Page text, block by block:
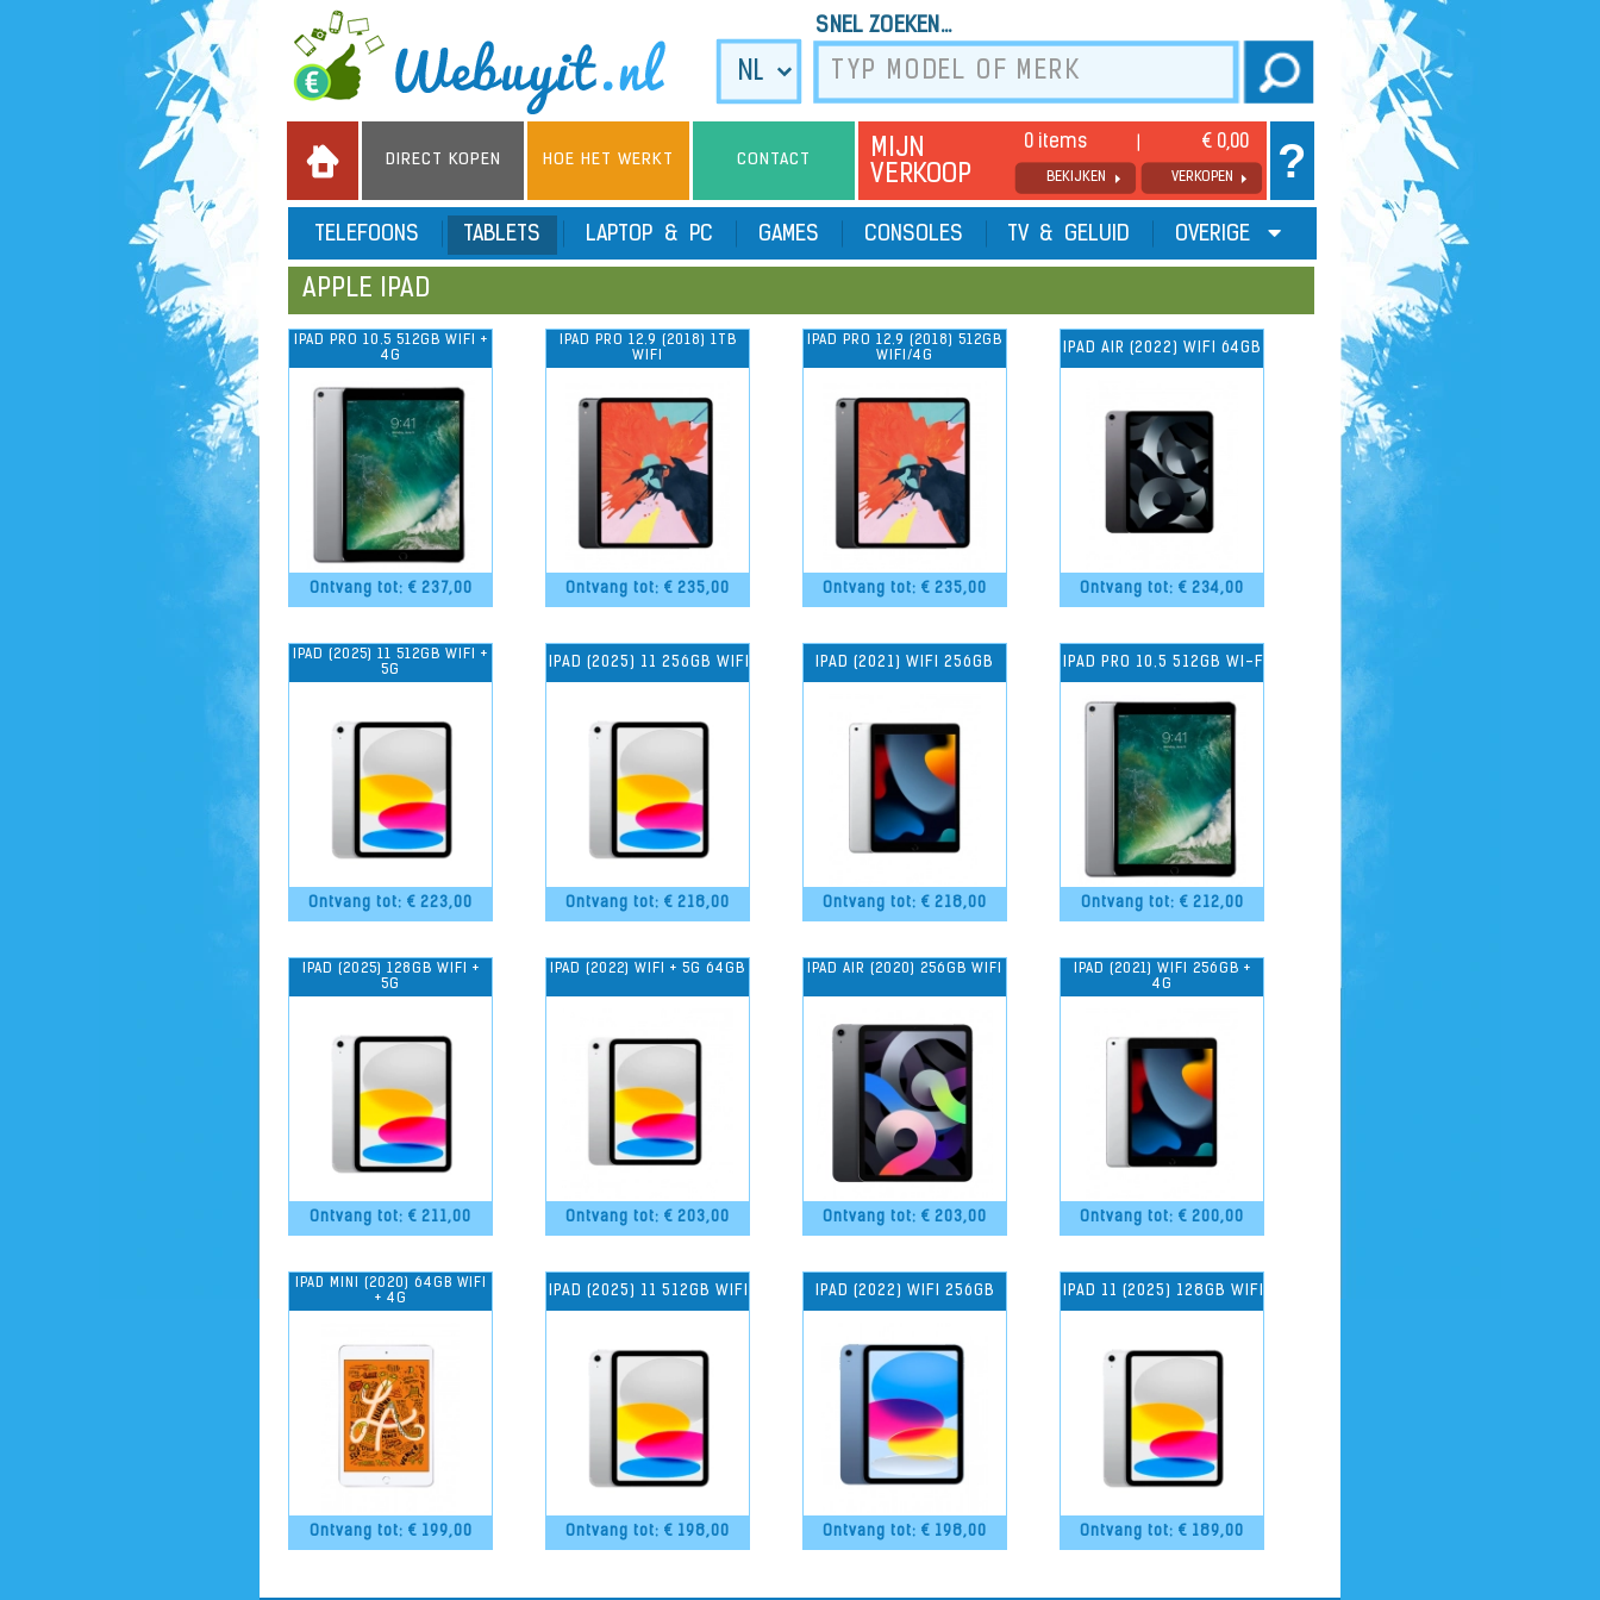
SNEL ZOEKEN...
DIRECT KOPEN HOE HET WERKT CONTACT
MIJN
VERKOOP
0 items € 0,00
BEKIJKEN VERKOPEN ?
TELEFOONS TABLETS LAPTOP & PC GAMES CONSOLES TV & GELUID OVERIGE
APPLE IPAD
Ontvang tot: € 237,00
IPAD PRO 10.5 512GB WIFI +
4G
Ontvang tot: € 235,00
IPAD PRO 12.9 (2018) 1TB
WIFI
Ontvang tot: € 235,00
IPAD PRO 12.9 (2018) 512GB
WIFI/4G
Ontvang tot: € 234,00
IPAD AIR (2022) WIFI 64GB
Ontvang tot: € 223,00
IPAD (2025) 11 512GB WIFI +
5G
Ontvang tot: € 218,00
IPAD (2025) 11 256GB WIFI
Ontvang tot: € 218,00
IPAD (2021) WIFI 256GB
Ontvang tot: € 212,00
IPAD PRO 10.5 512GB WI-FI
Ontvang tot: € 211,00
IPAD (2025) 128GB WIFI +
5G
Ontvang tot: € 203,00
IPAD (2022) WIFI + 5G 64GB
Ontvang tot: € 203,00
IPAD AIR (2020) 256GB WIFI
Ontvang tot: € 200,00
IPAD (2021) WIFI 256GB +
4G
Ontvang tot: € 199,00
IPAD MINI (2020) 64GB WIFI
+ 4G
Ontvang tot: € 198,00
IPAD (2025) 11 512GB WIFI
Ontvang tot: € 198,00
IPAD (2022) WIFI 256GB
Ontvang tot: € 189,00
IPAD 11 (2025) 128GB WIFI